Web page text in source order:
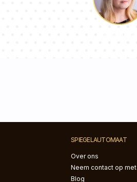
SPIEGELAUTOMAAT
Over ons
Neem contact op met
Blog